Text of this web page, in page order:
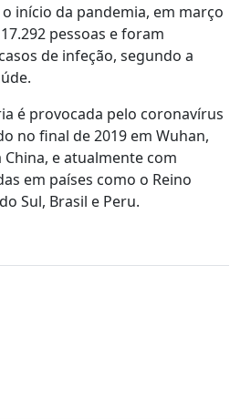
início da pandemia, em março
pessoas e foram
de infeção, segundo a
é provocada pelo coronavírus
no final de 2019 em Wuhan,
e atualmente com
em países como o Reino
Sul, Brasil e Peru.